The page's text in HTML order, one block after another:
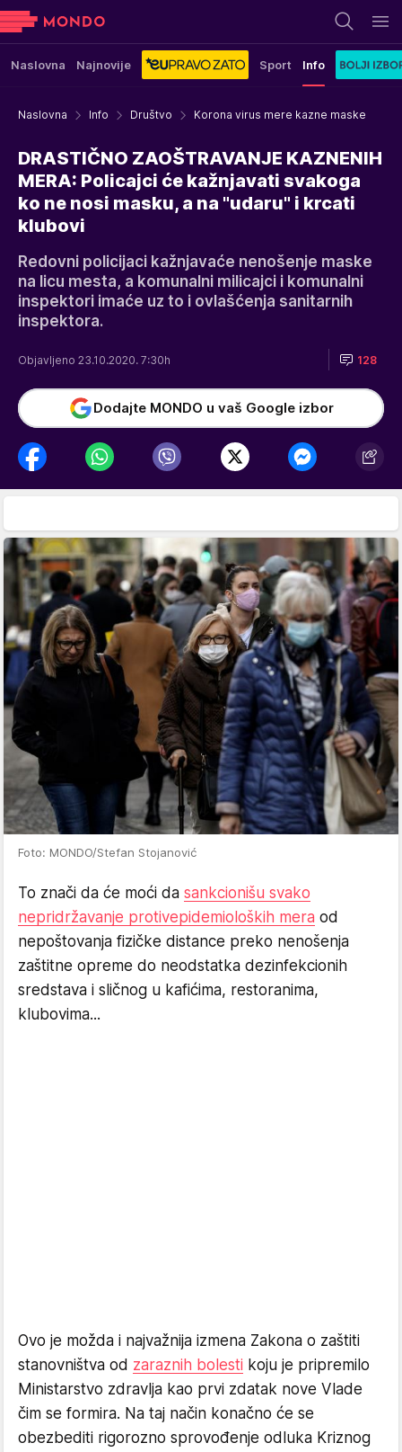
Naslovna Najnovije Sport Info
Naslovna Info Društvo Korona virus mere kazne maske
DRASTIČNO ZAOŠTRAVANJE KAZNENIH
MERA: Policajci će kažnjavati svakoga
ko ne nosi masku, a na "udaru" i krcati
klubovi
Redovni policijaci kažnjavaće nenošenje maske
na licu mesta, a komunalni milicajci i komunalni
inspektori imaće uz to i ovlašćenja sanitarnih
inspektora.
Objavljeno 23.10.2020. 7:30h 128
Dodajte MONDO u vaš Google izbor
Foto: MONDO/Stefan Stojanović
To znači da će moći da sankcionišu svako
nepridržavanje protivepidemioloških mera od
nepoštovanja fizičke distance preko nenošenja
zaštitne opreme do neodstatka dezinfekcionih
sredstava i sličnog u kafićima, restoranima,
klubovima...
Ovo je možda i najvažnija izmena Zakona o zaštiti
stanovništva od zaraznih bolesti koju je pripremilo
Ministarstvo zdravlja kao prvi zdatak nove Vlade
čim se formira. Na taj način konačno će se
obezbediti rigorozno sprovođenje odluka Kriznog